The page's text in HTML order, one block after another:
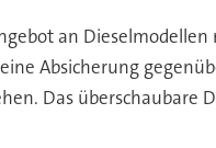
an
Absicherung
Das